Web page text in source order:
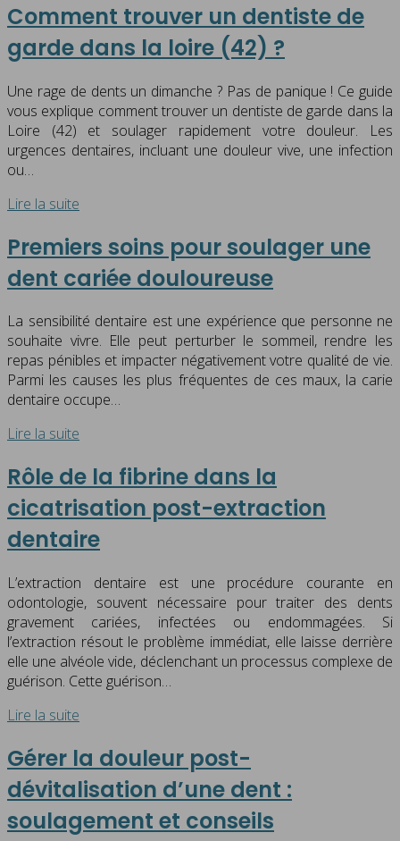
Comment trouver un dentiste de
garde dans la loire (42) ?
Une rage de dents un dimanche ? Pas de panique ! Ce guide
vous explique comment trouver un dentiste de garde dans la
Loire (42) et soulager rapidement votre douleur. Les
urgences dentaires, incluant une douleur vive, une infection
ou…
Lire la suite
Premiers soins pour soulager une
dent cariée douloureuse
La sensibilité dentaire est une expérience que personne ne
souhaite vivre. Elle peut perturber le sommeil, rendre les
repas pénibles et impacter négativement votre qualité de vie.
Parmi les causes les plus fréquentes de ces maux, la carie
dentaire occupe…
Lire la suite
Rôle de la fibrine dans la
cicatrisation post-extraction
dentaire
L’extraction dentaire est une procédure courante en
odontologie, souvent nécessaire pour traiter des dents
gravement cariées, infectées ou endommagées. Si
l’extraction résout le problème immédiat, elle laisse derrière
elle une alvéole vide, déclenchant un processus complexe de
guérison. Cette guérison…
Lire la suite
Gérer la douleur post-
dévitalisation d’une dent :
soulagement et conseils